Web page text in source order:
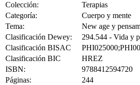
Colección:
Terapias
Categoría:
Cuerpo y mente
Tema:
New age y
Clasificación Dewey:
294.544 - Vida y
Clasificación BISAC
Clasificación BIC
HREZ
ISBN:
9788412594720
Páginas:
244